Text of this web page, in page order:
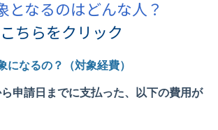
なるのはどんな人？
こちらをクリック
なるの？（対象経費）
ら申請日までに支払った、以下の費用が